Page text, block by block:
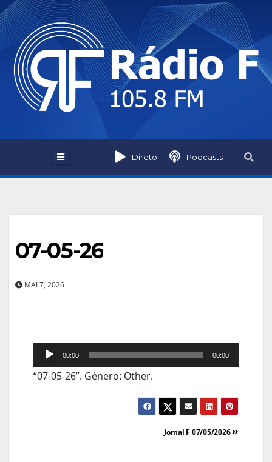
Skip
to
content
Direto Podcasts
07-05-26
MAI 7, 2026
Reprodutor
de
00:00 00:00
“07-05-26”. Género: Other.
Jornal F 07/05/2026